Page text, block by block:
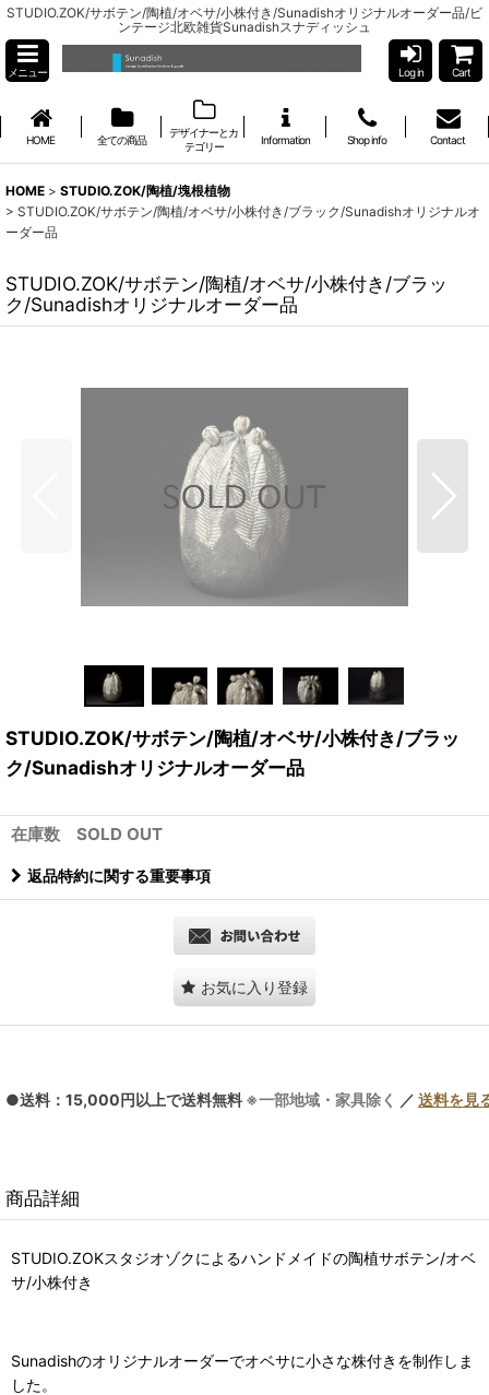
STUDIO.ZOK/サボテン/陶植/オベサ/小株付き/Sunadishオリジナルオーダー品/ビ
ンテージ北欧雑貨Sunadishスナディッシュ
メニュー Log in Cart
HOME 全ての商品
デザイナーとカ
テゴリー
Information Shop info Contact
HOME > STUDIO.ZOK/陶植/塊根植物
> STUDIO.ZOK/サボテン/陶植/オベサ/小株付き/ブラック/Sunadishオリジナルオ
ーダー品
STUDIO.ZOK/サボテン/陶植/オベサ/小株付き/ブラッ
ク/Sunadishオリジナルオーダー品
STUDIO.ZOK/サボテン/陶植/オベサ/小株付き/ブラッ
ク/Sunadishオリジナルオーダー品
在庫数 SOLD OUT
返品特約に関する重要事項
お気に入り登録
●送料：15,000円以上で送料無料 ※一部地域・家具除く ／ 送料を見
商品詳細
STUDIO.ZOKスタジオゾクによるハンドメイドの陶植サボテン/オベ
サ/小株付き
Sunadishのオリジナルオーダーでオベサに小さな株付きを制作しま
した。